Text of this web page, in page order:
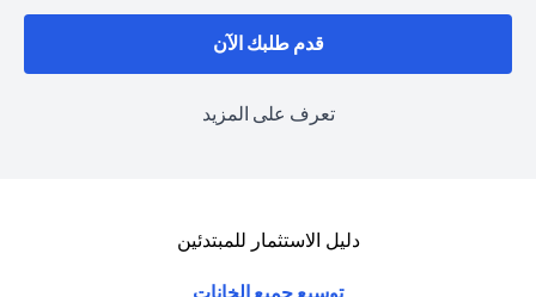
قدم طلبك الآن
تعرف على المزيد
دليل الاستثمار للمبتدئين